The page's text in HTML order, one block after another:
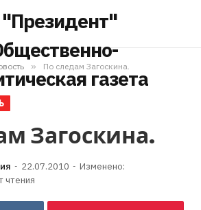
» По следам Загоскина.
Загоскина.
22.07.2010
Изменено:
чтения